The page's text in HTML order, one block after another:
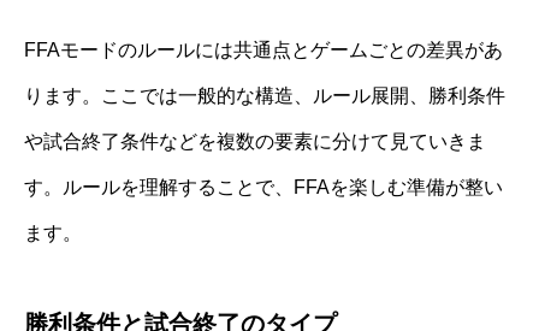
FFAモードのルールには共通点とゲームごとの差異があ
ります。ここでは一般的な構造、ルール展開、勝利条件
や試合終了条件などを複数の要素に分けて見ていきま
す。ルールを理解することで、FFAを楽しむ準備が整い
ます。
勝利条件と試合終了のタイプ